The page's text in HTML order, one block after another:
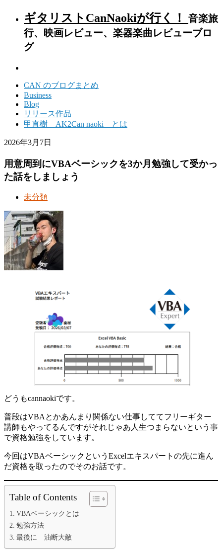
ギタリストCanNaokiが行く！ 音楽旅
行、映画レビュー、楽器楽曲レビューブロ
グ
CAN のブログまとめ
Business
Blog
リリース作品
甲直樹 AK2Can naoki とは
2026年3月7日
用意周到にVBAベーシックを3か月勉強して受かっ
た話をしましょう
未分類
どうもcannaokiです。
普段はVBAとかあんまり関係ない仕事しててフリーギター
講師もやってるんですがそれじゃあ人生つまらないという事
で資格勉強をしています。
今回はVBAベーシックというExcelエキスパートの先に進ん
だ資格を取ったのでそのお話です。
Table of Contents
VBAベーシックとは
勉強方法
最後に 油断大敵